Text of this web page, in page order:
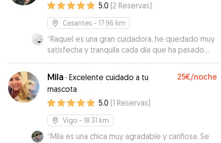
5.0 (2 Reservas)
Cesantes - 17.96 km
“Raquel es una gran cuidadora, he quedado muy
satisfecha y tranquila cada día que ha pasado
con Sugus. La recomiendo al 100% y volveré a
contratar sus servicios sin duda.
Mila · Excelente cuidado a tu
mascota
25€/noche
5.0 (1 Reservas)
Vigo - 18.31 km
“Mila es una chica muy agradable y cariñosa. Se